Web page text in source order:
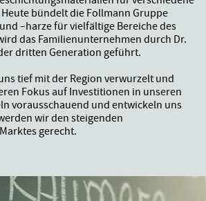
bündelt die Follmann Gruppe
–harze für vielfältige Bereiche des
das Familienunternehmen durch Dr.
dritten Generation geführt.
tief mit der Region verwurzelt und
Fokus auf Investitionen in unseren
vorausschauend und entwickeln uns
wir den steigenden
gerecht.